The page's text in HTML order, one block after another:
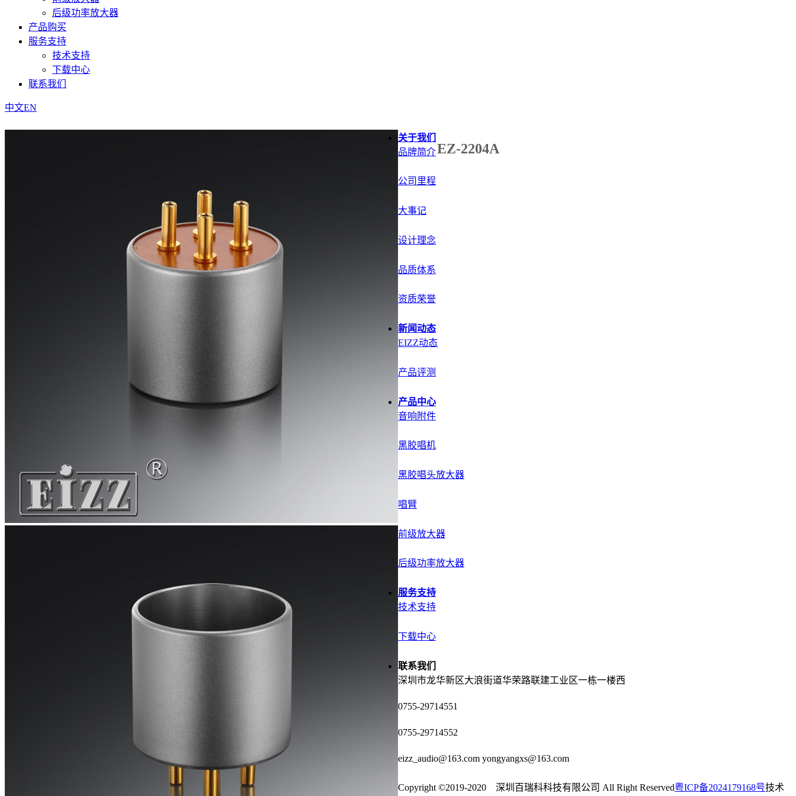
后级功率放大器
产品购买
服务支持
技术支持
下载中心
联系我们
中文EN
EZ-2204A
关于我们
品牌简介
公司里程
大事记
设计理念
品质体系
资质荣誉
新闻动态
EIZZ动态
产品评测
产品中心
音响附件
黑胶唱机
黑胶唱头放大器
唱臂
前级放大器
后级功率放大器
服务支持
技术支持
下载中心
联系我们
深圳市龙华新区大浪街道华荣路联建工业区一栋一楼西
0755-29714551
0755-29714552
eizz_audio@163.com yongyangxs@163.com
Copyright ©2019-2020 深圳百瑞科科技有限公司 All Right Reserved粤ICP备2024179168号技术